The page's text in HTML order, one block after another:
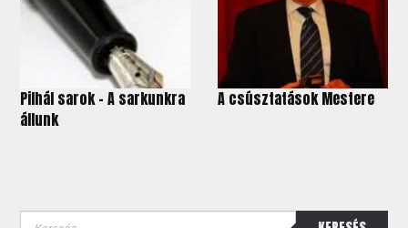
Pilhál sarok - A sarkunkra
állunk
A csúsztatások Mestere